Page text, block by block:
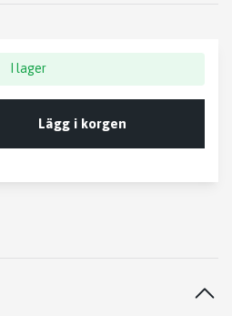
I lager
Lägg i korgen